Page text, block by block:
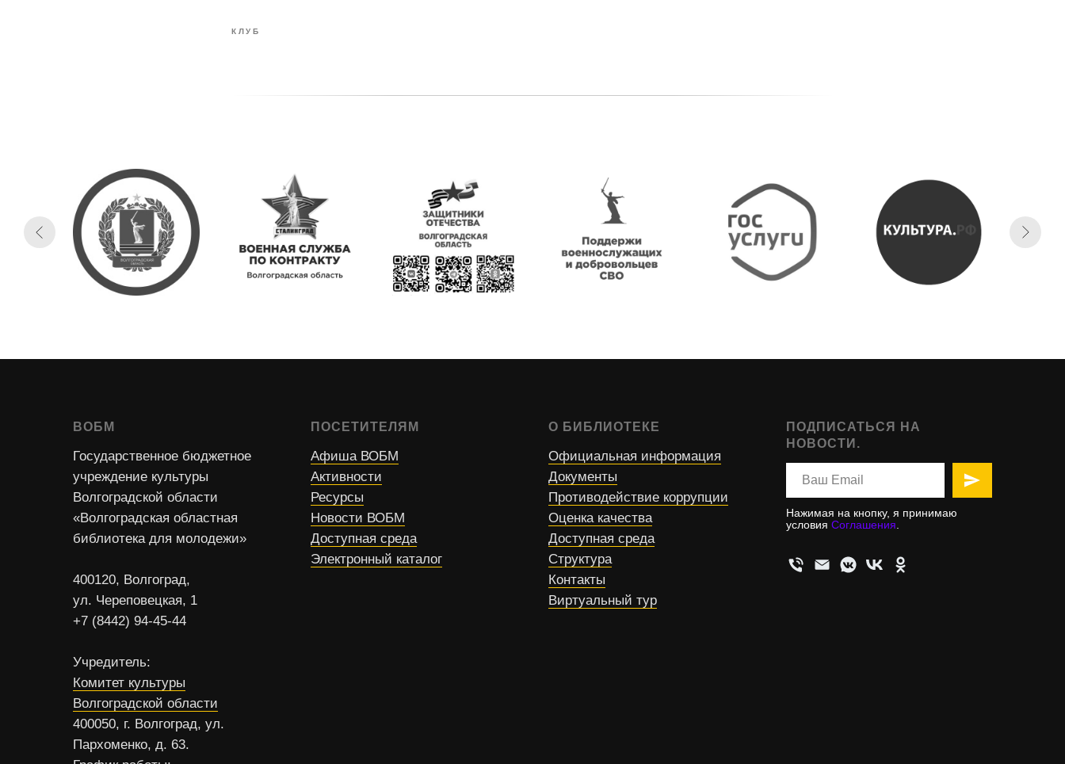
КЛУБ
ВОБМ
Государственное бюджетное
учреждение культуры
Волгоградской области
«Волгоградская областная
библиотека для молодежи»
400120, Волгоград,
ул. Череповецкая, 1
+7 (8442) 94-45-44
Учредитель:
Комитет культуры
Волгоградской области
400050, г. Волгоград, ул.
Пархоменко, д. 63.
ПОСЕТИТЕЛЯМ
Афиша ВОБМ
Активности
Ресурсы
Новости ВОБМ
Доступная среда
Электронный каталог
О БИБЛИОТЕКЕ
Официальная информация
Документы
Противодействие коррупции
Оценка качества
Доступная среда
Структура
Контакты
Виртуальный тур
ПОДПИСАТЬСЯ НА
НОВОСТИ.
Нажимая на кнопку, я принимаю
условия Соглашения